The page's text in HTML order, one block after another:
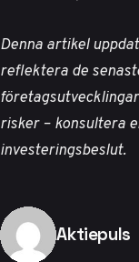
Denna artikel
reflektera de
risker – konsultera
investeringsbeslut.
Publicerad
Aktiepuls